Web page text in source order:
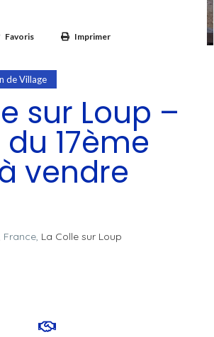
de Village
sur Loup –
17ème
vendre
France, La Colle sur Loup
Favoris Imprimer